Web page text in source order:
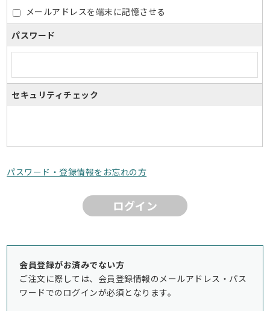
メールアドレスを端末に記憶させる
パスワード
セキュリティチェック
パスワード・登録情報をお忘れの方
ログイン
会員登録がお済みでない方
ご注文に際しては、会員登録情報のメールアドレス・パス
ワードでのログインが必須となります。